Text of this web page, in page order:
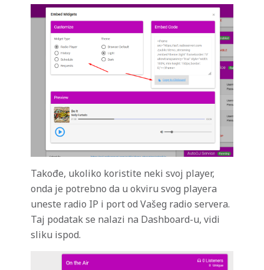
Takođe, ukoliko koristite neki svoj player,
onda je potrebno da u okviru svog playera
uneste radio IP i port od Vašeg radio servera.
Taj podatak se nalazi na Dashboard-u, vidi
sliku ispod.